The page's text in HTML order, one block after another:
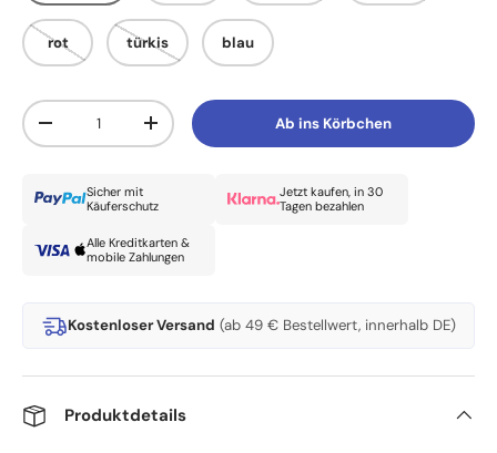
rot türkis blau
Anzahl
Menge verringernMenge erhöhen Ab ins Körbchen
Sicher mit
Käuferschutz
Jetzt kaufen, in 30
Tagen bezahlen
Alle Kreditkarten &
mobile Zahlungen
Kostenloser Versand (ab 49 € Bestellwert, innerhalb DE)
Produktdetails